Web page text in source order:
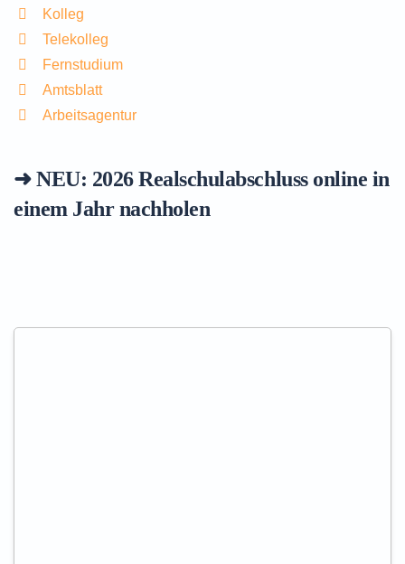
Kolleg
Telekolleg
Fernstudium
Amtsblatt
Arbeitsagentur
➜ NEU: 2026Realschulabschluss online in
einem Jahr nachholen